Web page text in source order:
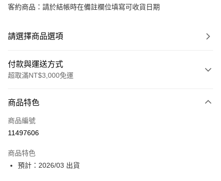
客約商品：請於結帳時在備註欄位填寫可收貨日期
請選擇商品選項
付款與運送方式
超取滿NT$3,000免運
信用卡一次付款
超商取貨付款
大哥付你分期
商品特色
商品編號
11497606
商品特色
預計：2026/03 出貨